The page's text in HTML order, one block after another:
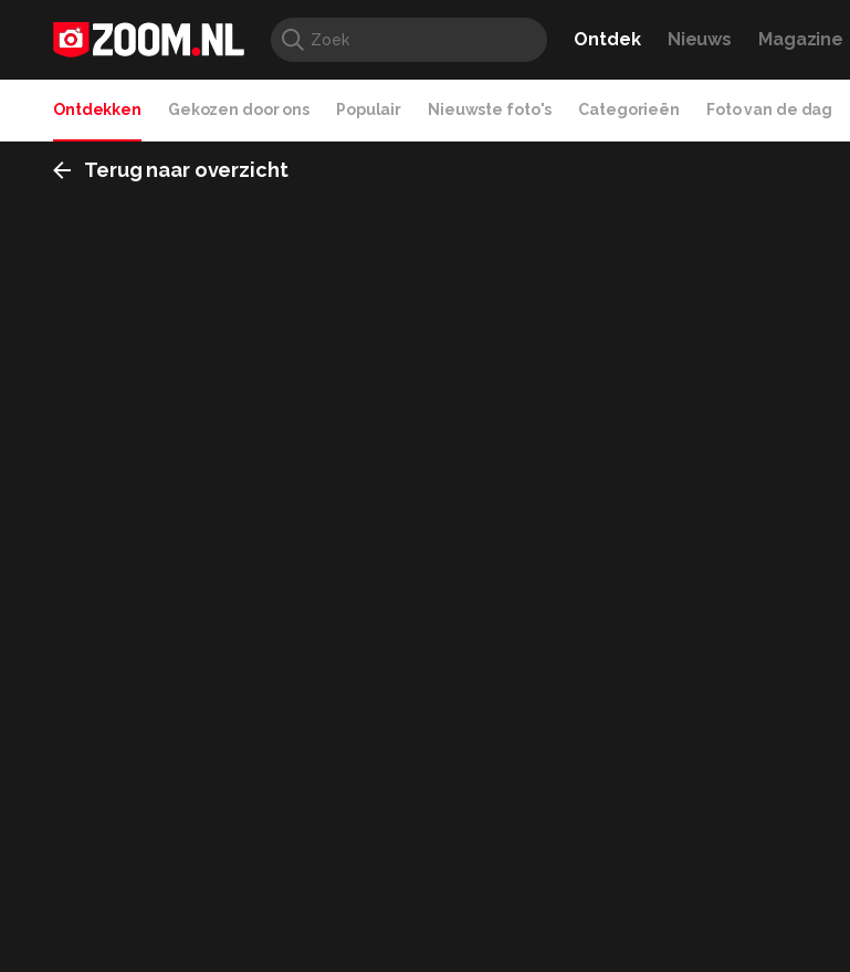
Ontdek Nieuws Magazine
Ontdekken Gekozen door ons Populair Nieuwste foto's Categorieën Foto van de dag
Terug naar overzicht